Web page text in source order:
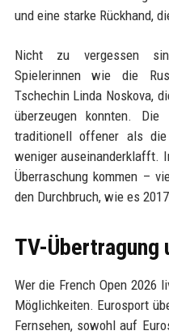
und eine starke Rückhand,
Nicht zu vergessen
Spielerinnen wie die
Tschechin Linda Noskova,
überzeugen konnten.
traditionell offener als
weniger auseinanderklafft.
Überraschung kommen –
den Durchbruch, wie es
TV-Übertragung
Wer die French Open 2026
Möglichkeiten. Eurosport
Fernsehen, sowohl auf